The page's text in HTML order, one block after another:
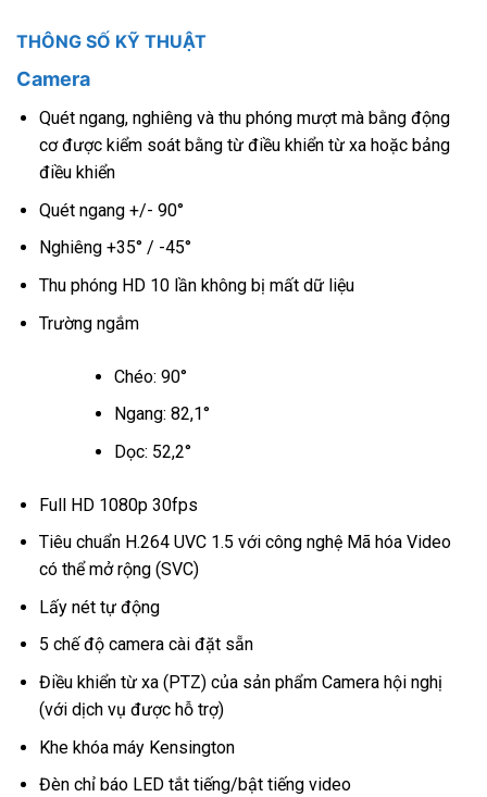
THÔNG SỐ KỸ THUẬT
Camera
Quét ngang, nghiêng và thu phóng mượt mà bằng động
cơ được kiểm soát bằng từ điều khiển từ xa hoặc bảng
điều khiển
Quét ngang +/- 90°
Nghiêng +35° / -45°
Thu phóng HD 10 lần không bị mất dữ liệu
Trường ngắm
Chéo: 90°
Ngang: 82,1°
Dọc: 52,2°
Full HD 1080p 30fps
Tiêu chuẩn H.264 UVC 1.5 với công nghệ Mã hóa Video
có thể mở rộng (SVC)
Lấy nét tự động
5 chế độ camera cài đặt sẵn
Điều khiển từ xa (PTZ) của sản phẩm Camera hội nghị
(với dịch vụ được hỗ trợ)
Khe khóa máy Kensington
Đèn chỉ báo LED tắt tiếng/bật tiếng video